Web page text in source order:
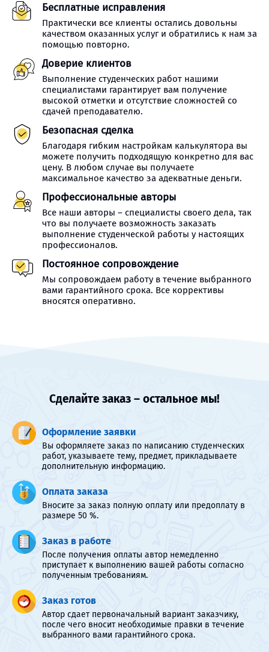
Бесплатные исправления
Практически все клиенты остались довольны
качеством оказанных услуг и обратились к нам за
помощью повторно.
Доверие клиентов
Выполнение студенческих работ нашими
специалистами гарантирует вам получение
высокой отметки и отсутствие сложностей со
сдачей преподавателю.
Безопасная сделка
Благодаря гибким настройкам калькулятора вы
можете получить подходящую конкретно для вас
цену. В любом случае вы получаете
максимальное качество за адекватные деньги.
Профессиональные авторы
Все наши авторы – специалисты своего дела, так
что вы получаете возможность заказать
выполнение студенческой работы у настоящих
профессионалов.
Постоянное сопровождение
Мы сопровождаем работу в течение выбранного
вами гарантийного срока. Все коррективы
вносятся оперативно.
Сделайте заказ – остальное мы!
Оформление заявки
Вы оформляете заказ по написанию студенческих
работ, указываете тему, предмет, прикладываете
дополнительную информацию.
Оплата заказа
Вносите за заказ полную оплату или предоплату в
размере 50 %.
Заказ в работе
После получения оплаты автор немедленно
приступает к выполнению вашей работы согласно
полученным требованиям.
Заказ готов
Автор сдает первоначальный вариант заказчику,
после чего вносит необходимые правки в течение
выбранного вами гарантийного срока.